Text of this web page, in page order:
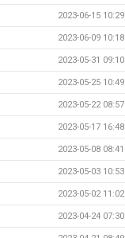
2023-06-15 10:29
2023-06-09 10:18
2023-05-31 09:10
2023-05-25 10:49
2023-05-22 08:57
2023-05-17 16:48
2023-05-08 08:41
2023-05-03 10:53
2023-05-02 11:02
2023-04-24 07:30